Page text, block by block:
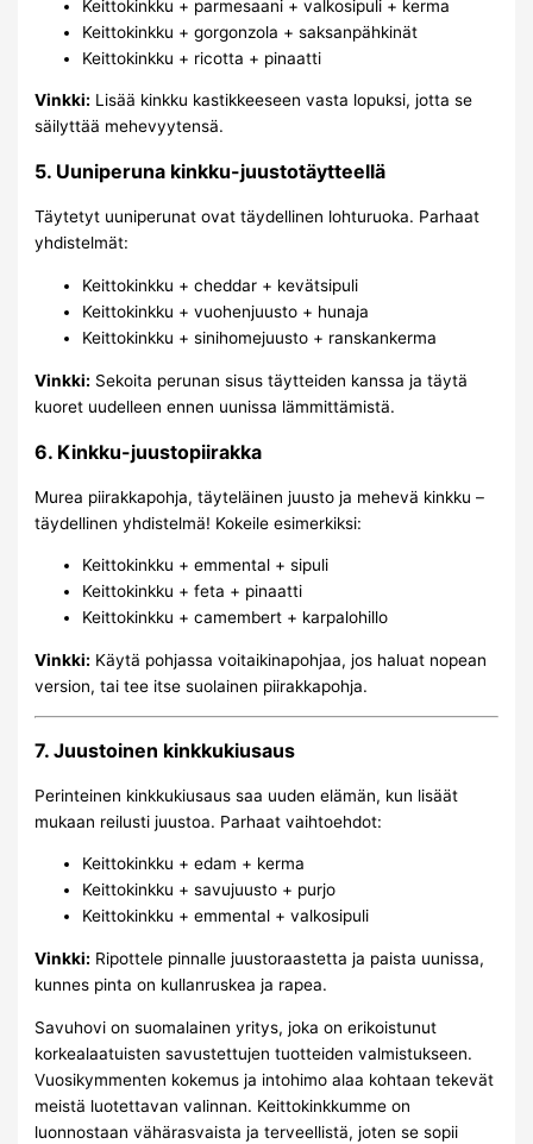
Keittokinkku + parmesaani + valkosipuli + kerma
Keittokinkku + gorgonzola + saksanpähkinät
Keittokinkku + ricotta + pinaatti
Vinkki: Lisää kinkku kastikkeeseen vasta lopuksi, jotta se
säilyttää mehevyytensä.
5. Uuniperuna kinkku-juustotäytteellä
Täytetyt uuniperunat ovat täydellinen lohturuoka. Parhaat
yhdistelmät:
Keittokinkku + cheddar + kevätsipuli
Keittokinkku + vuohenjuusto + hunaja
Keittokinkku + sinihomejuusto + ranskankerma
Vinkki: Sekoita perunan sisus täytteiden kanssa ja täytä
kuoret uudelleen ennen uunissa lämmittämistä.
6. Kinkku-juustopiirakka
Murea piirakkapohja, täyteläinen juusto ja mehevä kinkku –
täydellinen yhdistelmä! Kokeile esimerkiksi:
Keittokinkku + emmental + sipuli
Keittokinkku + feta + pinaatti
Keittokinkku + camembert + karpalohillo
Vinkki: Käytä pohjassa voitaikinapohjaa, jos haluat nopean
version, tai tee itse suolainen piirakkapohja.
7. Juustoinen kinkkukiusaus
Perinteinen kinkkukiusaus saa uuden elämän, kun lisäät
mukaan reilusti juustoa. Parhaat vaihtoehdot:
Keittokinkku + edam + kerma
Keittokinkku + savujuusto + purjo
Keittokinkku + emmental + valkosipuli
Vinkki: Ripottele pinnalle juustoraastetta ja paista uunissa,
kunnes pinta on kullanruskea ja rapea.
Savuhovi on suomalainen yritys, joka on erikoistunut
korkealaatuisten savustettujen tuotteiden valmistukseen.
Vuosikymmenten kokemus ja intohimo alaa kohtaan tekevät
meistä luotettavan valinnan. Keittokinkkumme on
luonnostaan vähärasvaista ja terveellistä, joten se sopii